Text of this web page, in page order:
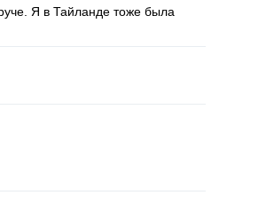
Я в Тайланде тоже была